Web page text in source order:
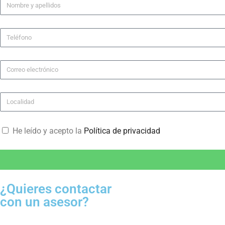
He leído y acepto la Política de privacidad
¿Quieres contactar
con un asesor?